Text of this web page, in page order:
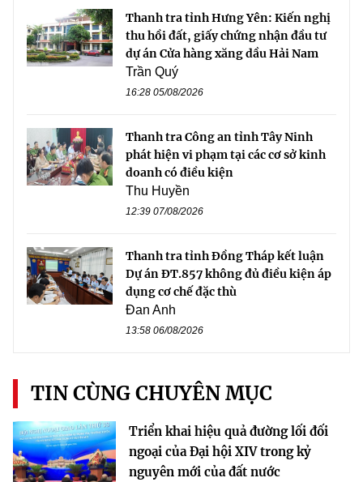
Thanh tra tỉnh Hưng Yên: Kiến nghị
thu hồi đất, giấy chứng nhận đầu tư
dự án Cửa hàng xăng dầu Hải Nam
Trần Quý
16:28 05/08/2026
Thanh tra Công an tỉnh Tây Ninh
phát hiện vi phạm tại các cơ sở kinh
doanh có điều kiện
Thu Huyền
12:39 07/08/2026
Thanh tra tỉnh Đồng Tháp kết luận
Dự án ĐT.857 không đủ điều kiện áp
dụng cơ chế đặc thù
Đan Anh
13:58 06/08/2026
TIN CÙNG CHUYÊN MỤC
Triển khai hiệu quả đường lối đối
ngoại của Đại hội XIV trong kỷ
nguyên mới của đất nước